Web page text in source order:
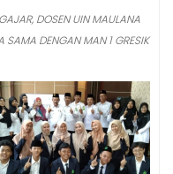
DOSEN UIN MAULANA
SAMA DENGAN MAN 1 GRESIK